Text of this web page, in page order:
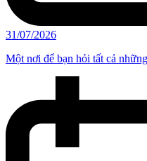
31/07/2026
Một nơi để bạn hỏi tất cả